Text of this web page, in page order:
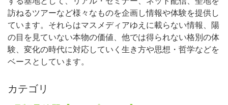
訪ねるツアーなど様々なものを企画し情報や体験を提供し
ています。それらはマスメディアゆえに載らない情報、陽
の目を見ていない本物の価値、他では得られない格別の体
験、変化の時代に対応していく生き方や思想・哲学などを
ベースとしています。
カテゴリ